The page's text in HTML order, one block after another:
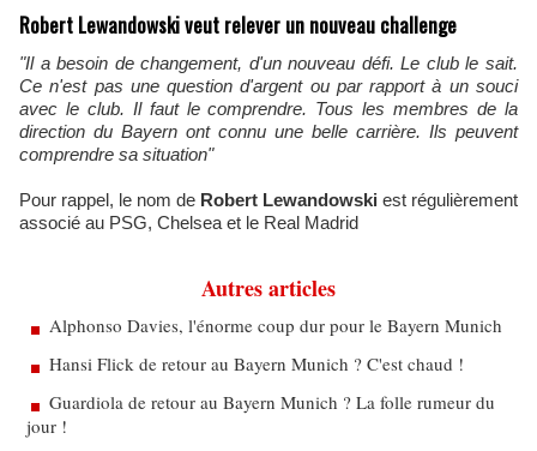
Robert Lewandowski veut relever un nouveau challenge
"Il a besoin de changement, d'un nouveau défi. Le club le sait.
Ce n'est pas une question d'argent ou par rapport à un souci
avec le club. Il faut le comprendre. Tous les membres de la
direction du Bayern ont connu une belle carrière. Ils peuvent
comprendre sa situation"
Pour rappel, le nom de Robert Lewandowski est régulièrement
associé au PSG, Chelsea et le Real Madrid
Autres articles
Alphonso Davies, l'énorme coup dur pour le Bayern Munich
Hansi Flick de retour au Bayern Munich ? C'est chaud !
Guardiola de retour au Bayern Munich ? La folle rumeur du
jour !